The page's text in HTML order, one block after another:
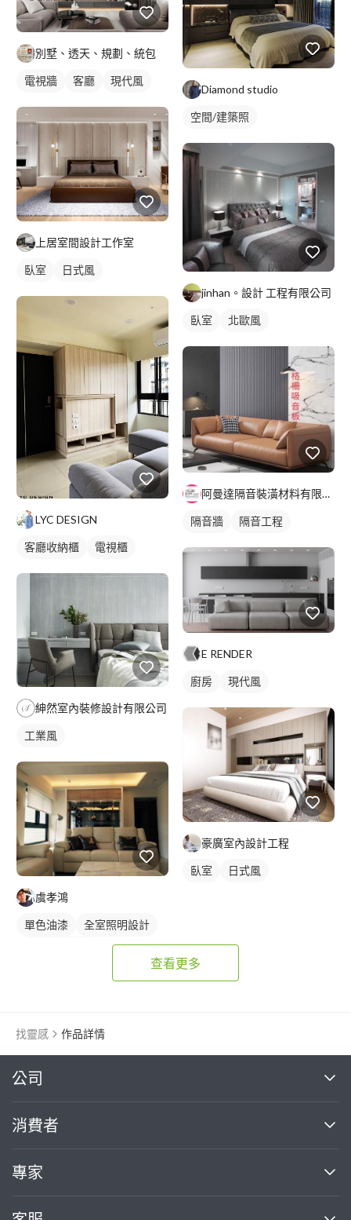
別墅、透天、規劃、統包
電視牆 客廳 現代風
上居室間設計工作室
臥室 日式風
LYC DESIGN
客廳收納櫃 電視櫃
紳然室內裝修設計有限公司
工業風
虞孝鴻
單色油漆
全室照明設計
Diamond studio
空間/建築照
jinhan。設計 工程有限公司
臥室 北歐風
阿曼達隔音裝潢材料有限公司
隔音牆 隔音工程
E RENDER
廚房 現代風
豪廣室內設計工程
臥室 日式風
查看更多
找靈感 作品詳情
公司
關於我們
部落格
加入我們
消費者
買服務
專家
案件中心
繼續完成